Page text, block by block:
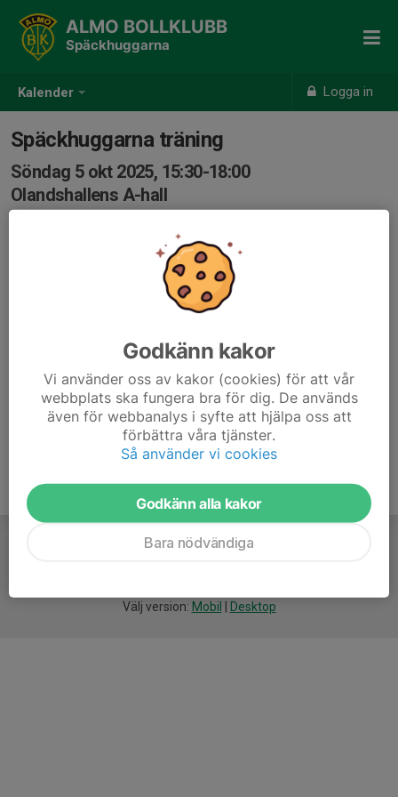
Kalender Logga in
ALMO BOLLKLUBB
Späckhuggarna
Späckhuggarna träning
Söndag 5 okt 2025, 15:30-18:00
Olandshallens A-hall
Välj version: Mobil Desktop
Godkänn kakor
Vi använder oss av kakor (cookies) för att vår
webbplats ska fungera bra för dig. De används
även för webbanalys i syfte att hjälpa oss att
förbättra våra tjänster.
Så använder vi cookies
Godkänn alla kakor
Bara nödvändiga